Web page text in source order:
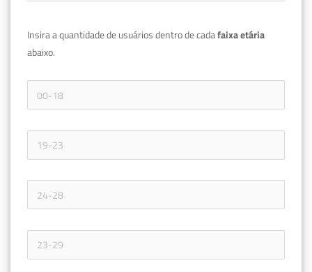
Insira a quantidade de usuários dentro de cada
abaixo.